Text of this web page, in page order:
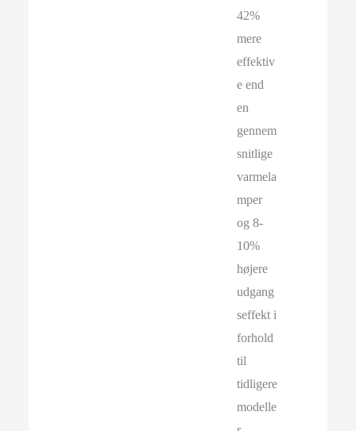
42%
mere
effektiv
e end
en
gennem
snitlige
varmela
mper
og 8-
10%
højere
udgang
seffekt i
forhold
til
tidligere
modelle